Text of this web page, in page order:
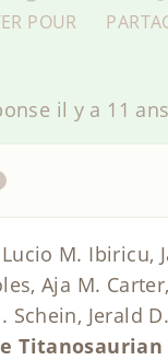
POUR
il y a 11 ans
M. Ibiricu,
Aja M.
Jerald